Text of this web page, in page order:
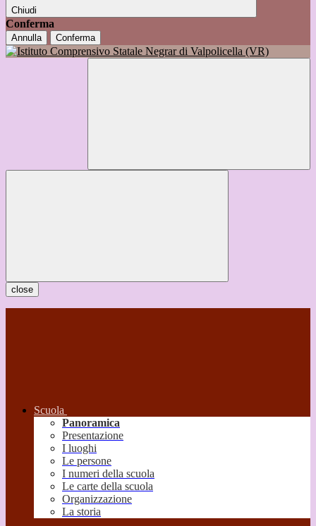
Chiudi
Conferma
Annulla Conferma
close
Scuola
Panoramica
Presentazione
I luoghi
Le persone
I numeri della scuola
Le carte della scuola
Organizzazione
La storia